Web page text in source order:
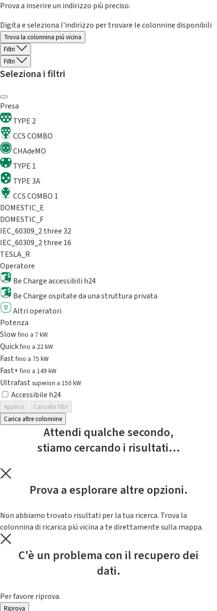
Prova a inserire un indirizzo più preciso.
Digita e seleziona l'indirizzo per trovare le colonnine disponibili
Trova la colonnina piú vicina
Filtri
Filtri
Seleziona i filtri
Presa
TYPE 2
CCS COMBO
CHAdeMO
TYPE 1
TYPE 3A
CCS COMBO 1
DOMESTIC_E
DOMESTIC_F
IEC_60309_2 three 32
IEC_60309_2 three 16
TESLA_R
Operatore
Be Charge accessibili h24
Be Charge ospitate da una struttura privata
Altri operatori
Potenza
Slowfino a 7 kW
Quickfino a 22 kW
Fastfino a 75 kW
Fast+fino a 149 kW
Ultrafast superiori a 150 kW
Accessibile h24
Applica
Cancella filtri
Carica altre colonnine
Attendi qualche secondo,
stiamo cercando i risultati...
Prova a esplorare altre opzioni.
Non abbiamo trovato risultati per la tua ricerca. Trova la
colonnina di ricarica piú vicina a te direttamente sulla mappa.
C'è un problema con il recupero dei
dati.
Per favore riprova.
Riprova